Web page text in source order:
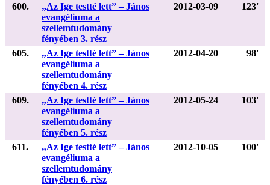
600.
„Az Ige testté lett” – János
evangéliuma a
szellemtudomány
fényében 3. rész
2012-03-09 123'
605.
„Az Ige testté lett” – János
evangéliuma a
szellemtudomány
fényében 4. rész
2012-04-20 98'
609.
„Az Ige testté lett” – János
evangéliuma a
szellemtudomány
fényében 5. rész
2012-05-24 103'
611.
„Az Ige testté lett” – János
evangéliuma a
szellemtudomány
fényében 6. rész
2012-10-05 100'